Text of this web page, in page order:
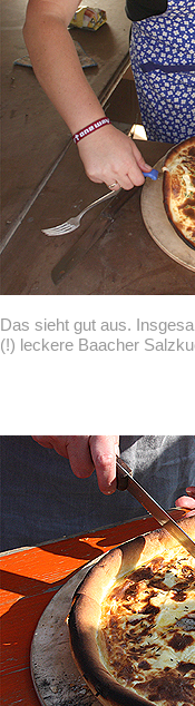
Das sieht gut aus.
(!) leckere Baacher